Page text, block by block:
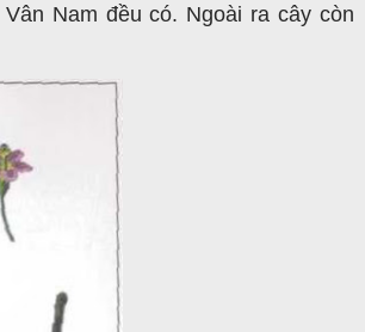
Nam đều có. Ngoài ra cây còn